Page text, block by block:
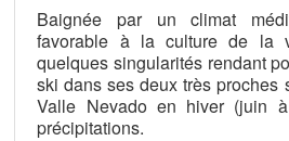
Baignée par un climat
favorable à la culture de la
quelques singularités rendant
ski dans ses deux très proches
Valle Nevado en hiver (juin
précipitations.